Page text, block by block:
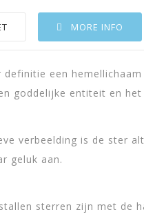
MORE INFO
Material
definitie een
goddelijke entiteit en
verbeelding is de ster
geluk aan.
sterren zijn met de